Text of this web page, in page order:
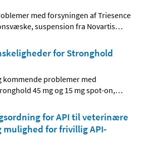
med forsyningen af Triesence
suspension fra Novartis…
for Stronghold
kommende problemer med
45 mg og 15 mg spot-on,…
for API til veterinære
for frivillig API-